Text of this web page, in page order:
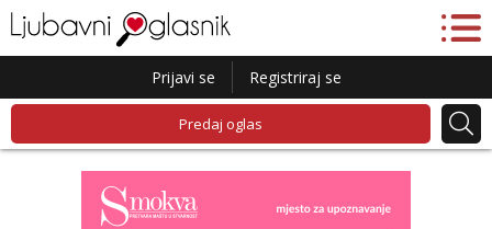
Prijavi se Registriraj se
Predaj oglas